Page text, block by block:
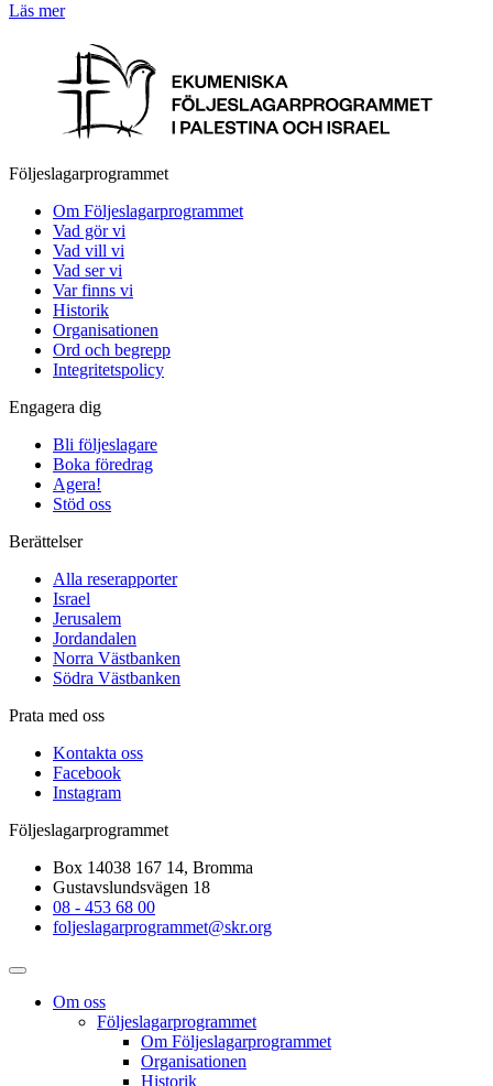
Läs mer
Följeslagarprogrammet
Om Följeslagarprogrammet
Vad gör vi
Vad vill vi
Vad ser vi
Var finns vi
Historik
Organisationen
Ord och begrepp
Integritetspolicy
Engagera dig
Bli följeslagare
Boka föredrag
Agera!
Stöd oss
Berättelser
Alla reserapporter
Israel
Jerusalem
Jordandalen
Norra Västbanken
Södra Västbanken
Prata med oss
Kontakta oss
Facebook
Instagram
Följeslagarprogrammet
Box 14038 167 14, Bromma
Gustavslundsvägen 18
08 - 453 68 00
foljeslagarprogrammet@skr.org
Om oss
Följeslagarprogrammet
Om Följeslagarprogrammet
Organisationen
Historik